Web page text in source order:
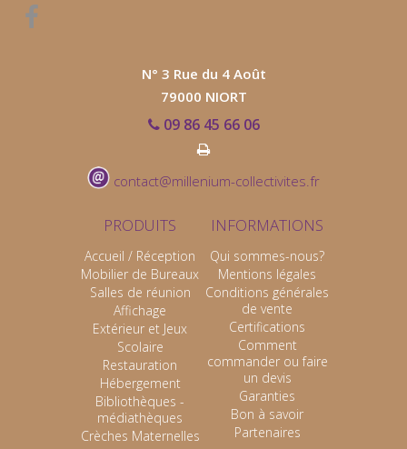
N° 3 Rue du 4 Août
79000 NIORT
09 86 45 66 06
contact@millenium-collectivites.fr
PRODUITS
Accueil / Réception
Mobilier de Bureaux
Salles de réunion
Affichage
Extérieur et Jeux
Scolaire
Restauration
Hébergement
Bibliothèques -
médiathèques
Crèches Maternelles
INFORMATIONS
Qui sommes-nous?
Mentions légales
Conditions générales
de vente
Certifications
Comment
commander ou faire
un devis
Garanties
Bon à savoir
Partenaires